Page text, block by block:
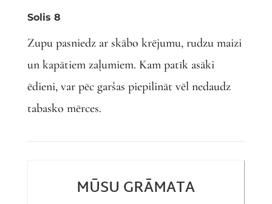
Solis 8
Zupu pasniedz ar skābo krējumu, rudzu maizi
un kapātiem zaļumiem. Kam patīk asāki
ēdieni, var pēc garšas piepilināt vēl nedaudz
tabasko mērces.
MŪSU GRĀMATA